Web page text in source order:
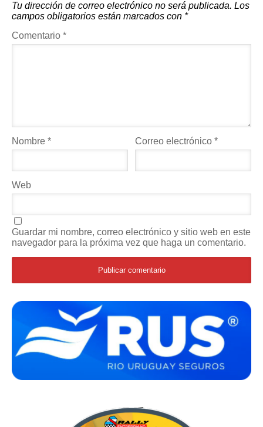
Tu dirección de correo electrónico no será publicada. Los
campos obligatorios están marcados con *
Comentario *
Nombre * Correo electrónico*
Web
Guardar mi nombre, correo electrónico y sitio web en este
navegador para la próxima vez que haga un comentario.